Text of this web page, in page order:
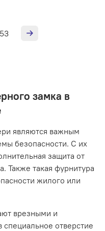
замка в
являются важным
безопасности. С их
защита от
Также такая фурнитура
жилого или
врезными и
специальное отверстие